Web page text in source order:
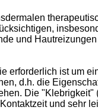
und
erforderlich ist um
d.h. die
Die
und sehr